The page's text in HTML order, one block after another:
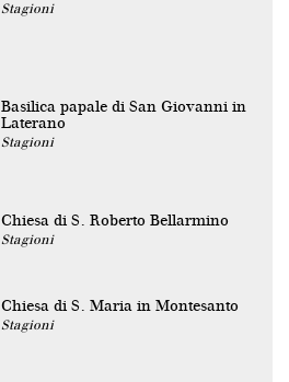
Stagioni
Basilica papale di San Giovanni in
Laterano
Stagioni
Chiesa di S. Roberto Bellarmino
Stagioni
Chiesa di S. Maria in Montesanto
Stagioni